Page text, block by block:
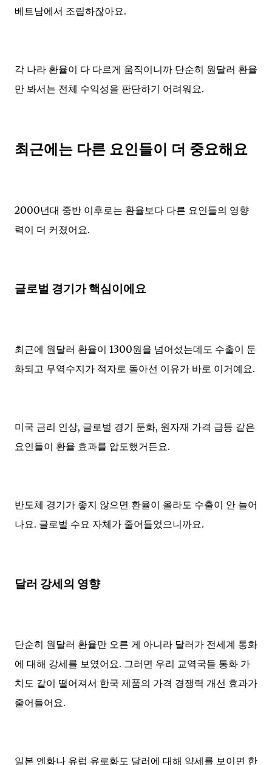
베트남에서 조립하잖아요.
각 나라 환율이 다 다르게 움직이니까 단순히 원달러 환율
만 봐서는 전체 수익성을 판단하기 어려워요.
최근에는 다른 요인들이 더 중요해요
2000년대 중반 이후로는 환율보다 다른 요인들의 영향
력이 더 커졌어요.
글로벌 경기가 핵심이에요
최근에 원달러 환율이 1300원을 넘어섰는데도 수출이 둔
화되고 무역수지가 적자로 돌아선 이유가 바로 이거예요.
미국 금리 인상, 글로벌 경기 둔화, 원자재 가격 급등 같은
요인들이 환율 효과를 압도했거든요.
반도체 경기가 좋지 않으면 환율이 올라도 수출이 안 늘어
나요. 글로벌 수요 자체가 줄어들었으니까요.
달러 강세의 영향
단순히 원달러 환율만 오른 게 아니라 달러가 전세계 통화
에 대해 강세를 보였어요. 그러면 우리 교역국들 통화 가
치도 같이 떨어져서 한국 제품의 가격 경쟁력 개선 효과가
줄어들어요.
일본 엔화나 유럽 유로화도 달러에 대해 약세를 보이면 한